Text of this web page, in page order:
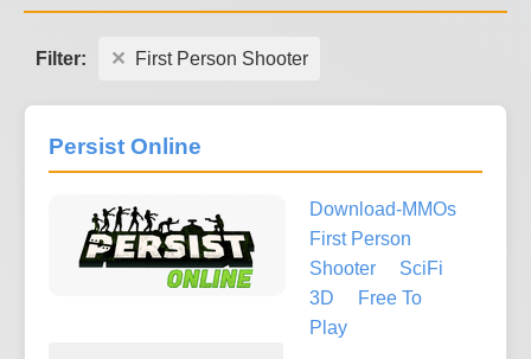
Filter: First Person Shooter
Persist Online
Download-MMOs
First Person
Shooter
SciFi
3D
Free To
Play